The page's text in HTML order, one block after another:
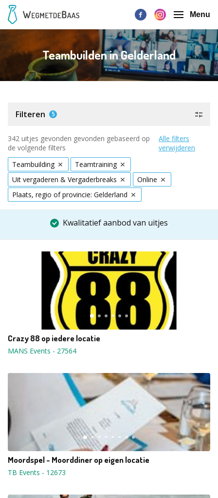
Menu
Teambuilden in Gelderland
Filteren 5
342 uitjes gevonden gevonden gebaseerd op
de volgende filters
Alle filters
verwijderen
Teambuilding
Teamtraining
Uit vergaderen & Vergaderbreaks
Online
Plaats, regio of provincie: Gelderland
Kwalitatief aanbod van uitjes
Crazy 88 op iedere locatie
MANS Events - 27564
Moordspel - Moorddiner op eigen locatie
TB Events - 12673